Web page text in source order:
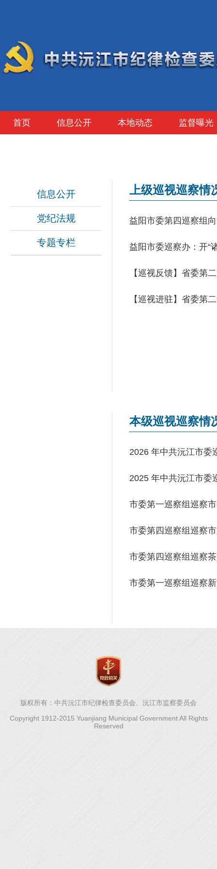
首页 信息公开 本地动态 监督曝光
信息公开
党纪法规
专题专栏
上级巡视巡察情
益阳市委第四巡察组
益阳市委巡察办：开“
【巡视反馈】省委第
【巡视进驻】省委第
本级巡视巡察情
2026 年中共沅江市委
2025 年中共沅江市委
市委第一巡察组巡察
市委第四巡察组巡察
市委第四巡察组巡察
市委第一巡察组巡察
版权所有：中共沅江市纪律检查委员会、沅江市监察委员会
Copyright 1912-2015 Yuanjiang Municipal Government All Rights
Reserved